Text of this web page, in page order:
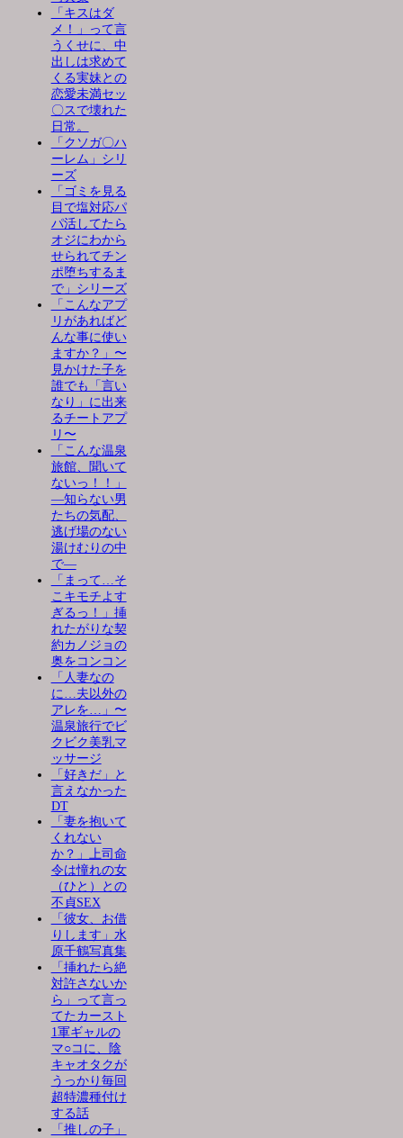
「キスはダ
メ！」って言
うくせに、中
出しは求めて
くる実妹との
恋愛未満セッ
〇スで壊れた
日常。
「クソガ〇ハ
ーレム」シリ
ーズ
「ゴミを見る
目で塩対応パ
パ活してたら
オジにわから
せられてチン
ポ堕ちするま
で」シリーズ
「こんなアプ
リがあればど
んな事に使い
ますか？」〜
見かけた子を
誰でも「言い
なり」に出来
るチートアプ
リ〜
「こんな温泉
旅館、聞いて
ないっ！！」
―知らない男
たちの気配、
逃げ場のない
湯けむりの中
で―
「まって…そ
こキモチよす
ぎるっ！」挿
れたがりな契
約カノジョの
奥をコンコン
「人妻なの
に…夫以外の
アレを…」〜
温泉旅行でビ
クビク美乳マ
ッサージ
「好きだ」と
言えなかった
DT
「妻を抱いて
くれない
か？」上司命
令は憧れの女
（ひと）との
不貞SEX
「彼女、お借
りします」水
原千鶴写真集
「挿れたら絶
対許さないか
ら」って言っ
てたカースト
1軍ギャルの
マ○コに、陰
キャオタクが
うっかり毎回
超特濃種付け
する話
「推しの子」